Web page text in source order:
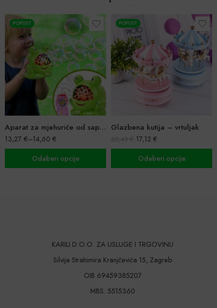
Aparat za mjehuriće od sapunice – razni modeli
POPUST
Glazbena kutija – vrtuljak
22,43
Odaberi opcije
-66%
Igračka motor sa
Dodaj u
KARILI D.O.O. ZA USLUGE I TRGOVINU
Silvija Strahimira Kranjčevića 15, Zagreb
OIB 69459385207
MBS: 5515360